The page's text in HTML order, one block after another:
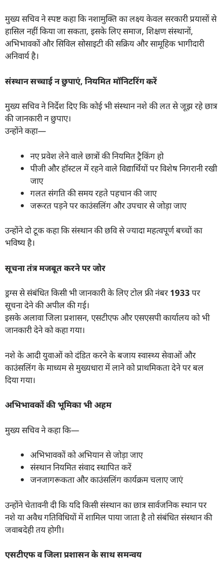
मुख्य सचिव ने स्पष्ट कहा कि नशामुक्ति का लक्ष्य केवल सरकारी प्रयासों से
हासिल नहीं किया जा सकता, इसके लिए समाज, शिक्षण संस्थानों,
अभिभावकों और सिविल सोसाइटी की सक्रिय और सामूहिक भागीदारी
अनिवार्य है।
संस्थान सच्चाई न छुपाएं, नियमित मॉनिटरिंग करें
मुख्य सचिव ने निर्देश दिए कि कोई भी संस्थान नशे की लत से जूझ रहे छात्र
की जानकारी न छुपाए।
उन्होंने कहा—
नए प्रवेश लेने वाले छात्रों की नियमित ट्रैकिंग हो
पीजी और हॉस्टल में रहने वाले विद्यार्थियों पर विशेष निगरानी रखी
जाए
गलत संगति की समय रहते पहचान की जाए
जरूरत पड़ने पर काउंसलिंग और उपचार से जोड़ा जाए
उन्होंने दो टूक कहा कि संस्थान की छवि से ज्यादा महत्वपूर्ण बच्चों का
भविष्य है।
सूचना तंत्र मजबूत करने पर जोर
ड्रग्स से संबंधित किसी भी जानकारी के लिए टोल फ्री नंबर1933 पर
सूचना देने की अपील की गई।
इसके अलावा जिला प्रशासन, एसटीएफ और एसएसपी कार्यालय को भी
जानकारी देने को कहा गया।
नशे के आदी युवाओं को दंडित करने के बजाय स्वास्थ्य सेवाओं और
काउंसलिंग के माध्यम से मुख्यधारा में लाने को प्राथमिकता देने पर बल
दिया गया।
अभिभावकों की भूमिका भी अहम
मुख्य सचिव ने कहा कि—
अभिभावकों को अभियान से जोड़ा जाए
संस्थान नियमित संवाद स्थापित करें
जनजागरूकता और काउंसलिंग कार्यक्रम चलाए जाएं
उन्होंने चेतावनी दी कि यदि किसी संस्थान का छात्र सार्वजनिक स्थान पर
नशे या अवैध गतिविधियों में शामिल पाया जाता है तो संबंधित संस्थान की
जवाबदेही तय होगी।
एसटीएफ व जिला प्रशासन के साथ समन्वय